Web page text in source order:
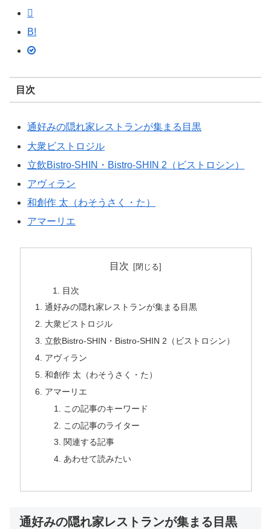
B!
目次
通好みの隠れ家レストランが集まる目黒
大衆ビストロジル
立飲Bistro-SHIN・Bistro-SHIN 2（ビストロシン）
アヴィラン
和創作 太（わそうさく・た）
アマーリエ
目次
目次
通好みの隠れ家レストランが集まる目黒
大衆ビストロジル
立飲Bistro-SHIN・Bistro-SHIN 2（ビストロシン）
アヴィラン
和創作 太（わそうさく・た）
アマーリエ
この記事のキーワード
この記事のライター
関連する記事
あわせて読みたい
通好みの隠れ家レストランが集まる目黒